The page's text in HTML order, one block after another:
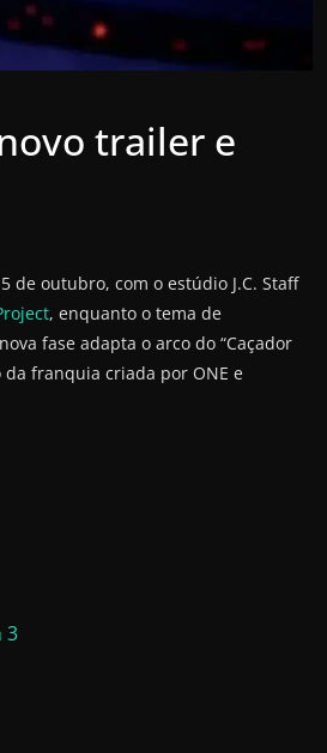
trailer e
de outubro, com o estúdio J.C. Staff
, enquanto o tema de
fase adapta o arco do “Caçador
franquia criada por ONE e
3